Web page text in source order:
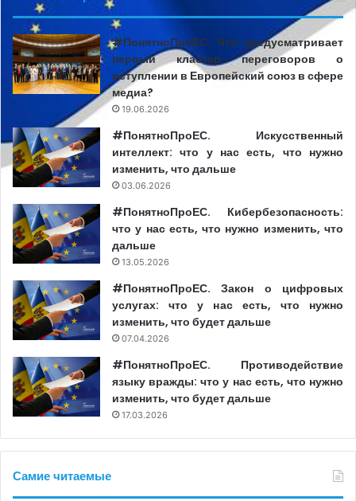
о первых 100 днях работы. После мероприятия
хотелось задать вопросы башкану, однако планам
помешал Узун. Он заранее заблокировал съемочной
группе проход к Гуцул, при поддержке нескольких
мужчин спортивного телосложения, которых перед
этим проинструктировал.
Нападками в адрес прессы запомнился и другой
политический соратник Узуна – Михаил Влах, советник
башкана по вопросам СМИ. Будучи журналистом по
профессии, казалось, что именно Михаил Влах наладит
диалог и создаст условия для открытости власти.
Реальность оказалось другой. Влах чаще всего
критиковал СМИ, обвиняя их в продажности, работе на
Кишинев и на ПДС.
Их логика проста. Если ты критикуешь власти Гагаузии,
значит ты за ПДС.
Цель – дискредитировать СМИ, чтобы население
Апогеем радикализма стала законодательная
#ПонятноПроЕС. Что предусматривает
первый кластер переговоров о
вступлении в Европейский союз в сфере
медиа?
19.06.2026
#ПонятноПроЕС. Искусственный
интеллект: что у нас есть, что нужно
изменить, что дальше
03.06.2026
#ПонятноПроЕС. Кибербезопасность:
что у нас есть, что нужно изменить, что
дальше
13.05.2026
#ПонятноПроЕС. Закон о цифровых
услугах: что у нас есть, что нужно
изменить, что будет дальше
07.04.2026
#ПонятноПроЕС. Противодействие
языку вражды: что у нас есть, что нужно
изменить, что будет дальше
17.03.2026
Самие читаемые